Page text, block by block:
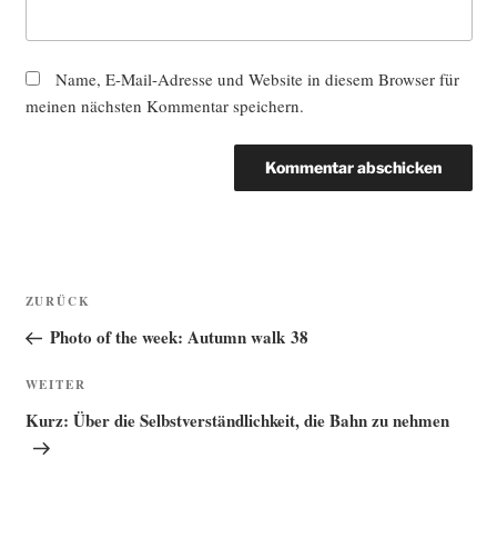
Name, E-Mail-Adresse und Website in diesem Browser für
meinen nächsten Kommentar speichern.
Beitragsnavigation
Vorheriger
Beitrag
ZURÜCK
Photo of the week: Autumn walk 38
Nächster
Beitrag
WEITER
Kurz: Über die Selbstverständlichkeit, die Bahn zu nehmen